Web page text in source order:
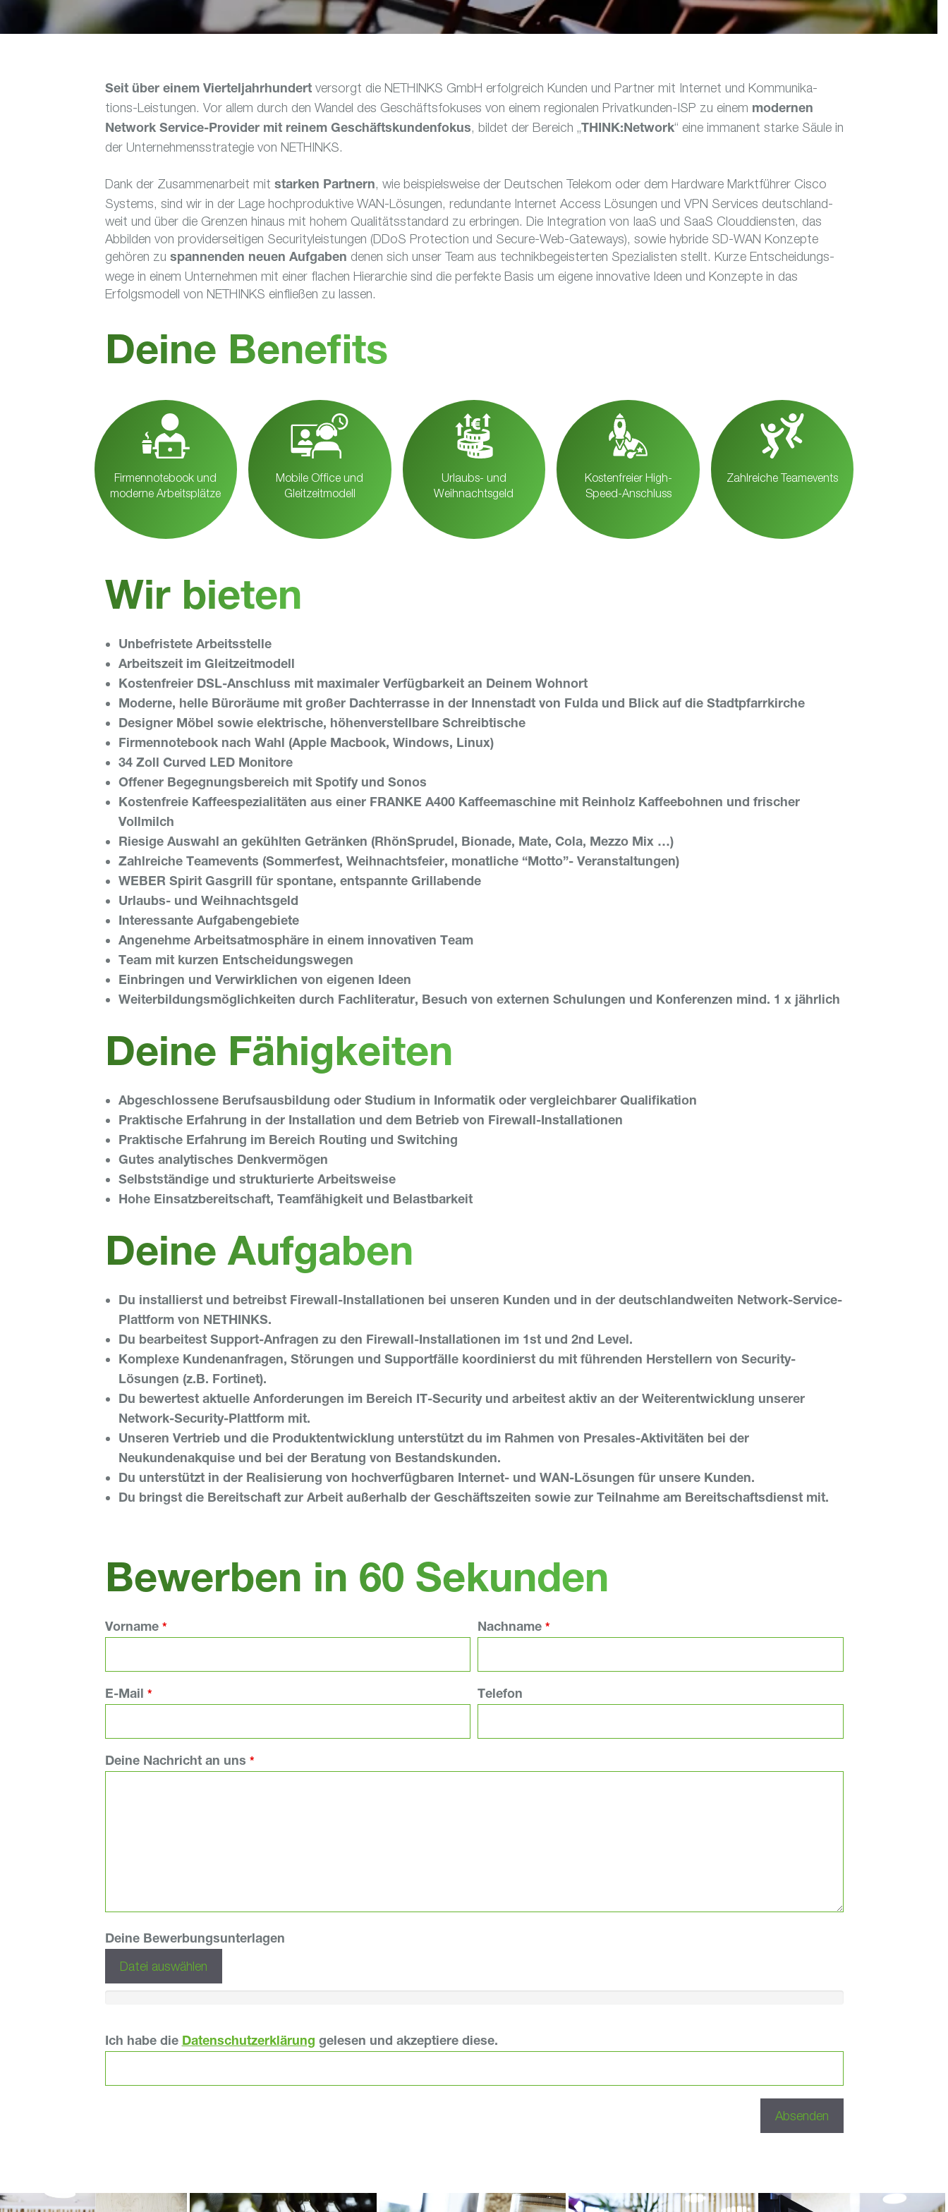
Seit über einem Vier­tel­jahr­hun­dertversorgt die NETHINKS GmbH erfolg­reich Kunden und Partner mit Internet und Kommu­ni­ka­
tions-Leis­tungen. Vor allem durch den Wandel des Geschäfts­fo­kuses von einem regio­nalen Privat­kunden-ISP zu einem modernen
Network Service-Provider mit reinem Geschäfts­kun­den­fokus, bildet der Bereich „THINK:Network“ eine imma­nent starke Säule in
der Unter­neh­mens­stra­tegie von NETHINKS.
Dank der Zusam­men­ar­beit mit starken Part­nern, wie beispiels­weise der Deutschen Telekom oder dem Hard­ware Markt­führer Cisco
Systems, sind wir in der Lage hoch­pro­duk­tive WAN-Lösungen, redun­dante Internet Access Lösungen und VPN Services deutsch­land­
weit und über die Grenzen hinaus mit hohem Quali­täts­stan­dard zu erbringen. Die Inte­gra­tion von IaaS und SaaS Cloud­diensten, das
Abbilden von provi­der­sei­tigen Secu­ri­ty­leis­tungen (DDoS Protec­tion und Secure-Web-Gate­ways), sowie hybride SD-WAN Konzepte
gehören zu span­nenden neuen Aufgaben denen sich unser Team aus tech­nik­be­geis­terten Spezia­listen stellt. Kurze Entschei­dungs­
wege in einem Unter­nehmen mit einer flachen Hier­ar­chie sind die perfekte Basis um eigene inno­va­tive Ideen und Konzepte in das
Erfolgs­mo­dell von NETHINKS einfließen zu lassen.
Deine Benefits
Firmennotebook und
moderne Arbeitsplätze
Mobile Office und
Gleitzeitmodell
Urlaubs- und
Weihnachtsgeld
Kosten­freier High-
Speed-Anschluss
Zahl­reiche Teamevents
Wir bieten
Unbefristete Arbeitsstelle
Arbeitszeit im Gleitzeitmodell
Kostenfreier DSL-Anschluss mit maximaler Verfügbarkeit an Deinem Wohnort
Moderne, helle Büroräume mit großer Dachterrasse in der Innenstadt von Fulda und Blick auf die Stadtpfarrkirche
Designer Möbel sowie elektrische, höhenverstellbare Schreibtische
Firmennotebook nach Wahl (Apple Macbook, Windows, Linux)
34 Zoll Curved LED Monitore
Offener Begegnungsbereich mit Spotify und Sonos
Kostenfreie Kaffeespezialitäten aus einer FRANKE A400 Kaffeemaschine mit Reinholz Kaffeebohnen und frischer
Vollmilch
Riesige Auswahl an gekühlten Getränken (RhönSprudel, Bionade, Mate, Cola, Mezzo Mix …)
Zahlreiche Teamevents (Sommerfest, Weihnachtsfeier, monatliche “Motto”- Veranstaltungen)
WEBER Spirit Gasgrill für spontane, entspannte Grillabende
Urlaubs- und Weihnachtsgeld
Interessante Aufgabengebiete
Angenehme Arbeitsatmosphäre in einem innovativen Team
Team mit kurzen Entscheidungswegen
Einbringen und Verwirklichen von eigenen Ideen
Weiterbildungsmöglichkeiten durch Fachliteratur, Besuch von externen Schulungen und Konferenzen mind. 1 x jährlich
Deine Fähigkeiten
Abgeschlossene Berufsausbildung oder Studium in Informatik oder vergleichbarer Qualifikation
Praktische Erfahrung in der Installation und dem Betrieb von Firewall-Installationen
Praktische Erfahrung im Bereich Routing und Switching
Gutes analytisches Denkvermögen
Selbstständige und strukturierte Arbeitsweise
Hohe Einsatzbereitschaft, Teamfähigkeit und Belastbarkeit
Deine Aufgaben
Du installierst und betreibst Firewall-Installationen bei unseren Kunden und in der deutschlandweiten Network-Service-
Plattform von NETHINKS.
Du bearbeitest Support-Anfragen zu den Firewall-Installationen im 1st und 2nd Level.
Komplexe Kundenanfragen, Störungen und Supportfälle koordinierst du mit führenden Herstellern von Security-
Lösungen (z.B. Fortinet).
Du bewertest aktuelle Anforderungen im Bereich IT-Security und arbeitest aktiv an der Weiterentwicklung unserer
Network-Security-Plattform mit.
Unseren Vertrieb und die Produktentwicklung unterstützt du im Rahmen von Presales-Aktivitäten bei der
Neukundenakquise und bei der Beratung von Bestandskunden.
Du unterstützt in der Realisierung von hochverfügbaren Internet- und WAN-Lösungen für unsere Kunden.
Du bringst die Bereitschaft zur Arbeit außerhalb der Geschäftszeiten sowie zur Teilnahme am Bereitschaftsdienst mit.
Bewerben in 60 Sekunden
Vorname * Nachname *
E-Mail * Telefon
Deine Nachricht an uns *
Deine Bewerbungsunterlagen
Datei auswählen
Ich habe die Datenschutzerklärung gelesen und akzeptiere diese.